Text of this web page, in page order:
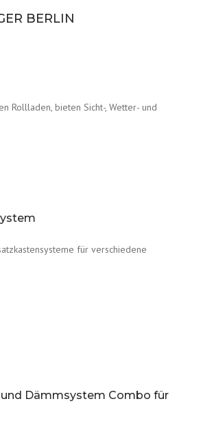
BERLIN
Rollladen, bieten Sicht-, Wetter- und
für verschiedene
Dämmsystem Combo für